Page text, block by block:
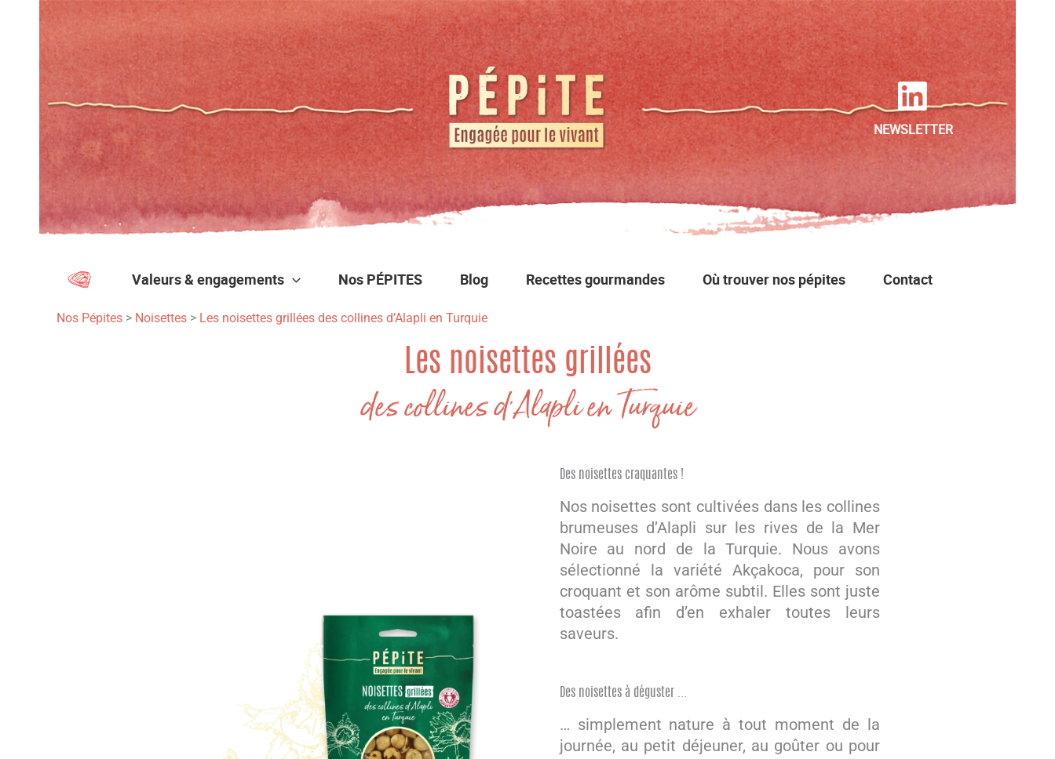
Aller
au
contenu
NEWSLETTER
Valeurs & engagements Nos PÉPITES Blog Recettes gourmandes Où trouver nos pépites Contact
Nos Pépites > Noisettes > Les noisettes grillées des collines d’Alapli en Turquie
Les noisettes grillées
des collines d'Alapli en Turquie
Des noisettes craquantes !
Nos noisettes sont cultivées dans les collines
brumeuses d’Alapli sur les rives de la Mer
Noire au nord de la Turquie. Nous avons
sélectionné la variété Akçakoca, pour son
croquant et son arôme subtil. Elles sont juste
toastées afin d’en exhaler toutes leurs
saveurs.
Des noisettes à déguster ...
… simplement nature à tout moment de la
journée, au petit déjeuner, au goûter ou pour